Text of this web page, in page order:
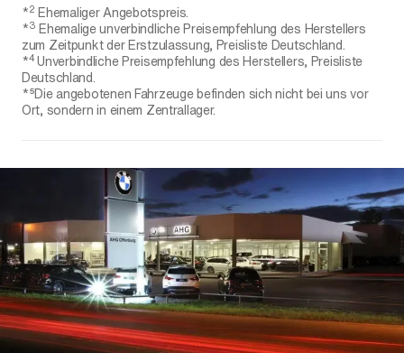
*2 Ehemaliger Angebotspreis.
*3 Ehemalige unverbindliche Preisempfehlung des Herstellers
zum Zeitpunkt der Erstzulassung, Preisliste Deutschland.
*4Unverbindliche Preisempfehlung des Herstellers, Preisliste
Deutschland.
*⁵Die angebotenen Fahrzeuge befinden sich nicht bei uns vor
Ort, sondern in einem Zentrallager.